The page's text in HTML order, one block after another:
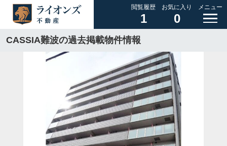
閲覧履歴
1
お気に入り
0
メニュー
CASSIA難波の過去掲載物件情報